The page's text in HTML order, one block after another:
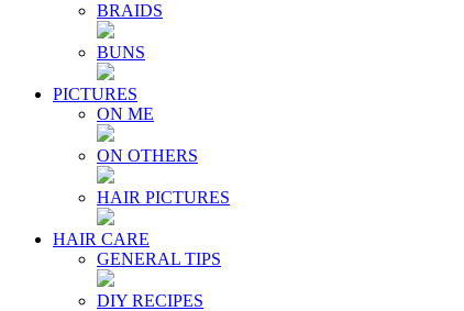
BRAIDS
BUNS
PICTURES
ON ME
ON OTHERS
HAIR PICTURES
HAIR CARE
GENERAL TIPS
DIY RECIPES